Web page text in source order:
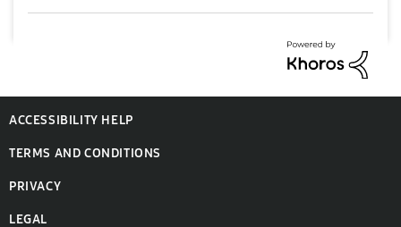
ACCESSIBILITY HELP
TERMS AND CONDITIONS
PRIVACY
LEGAL